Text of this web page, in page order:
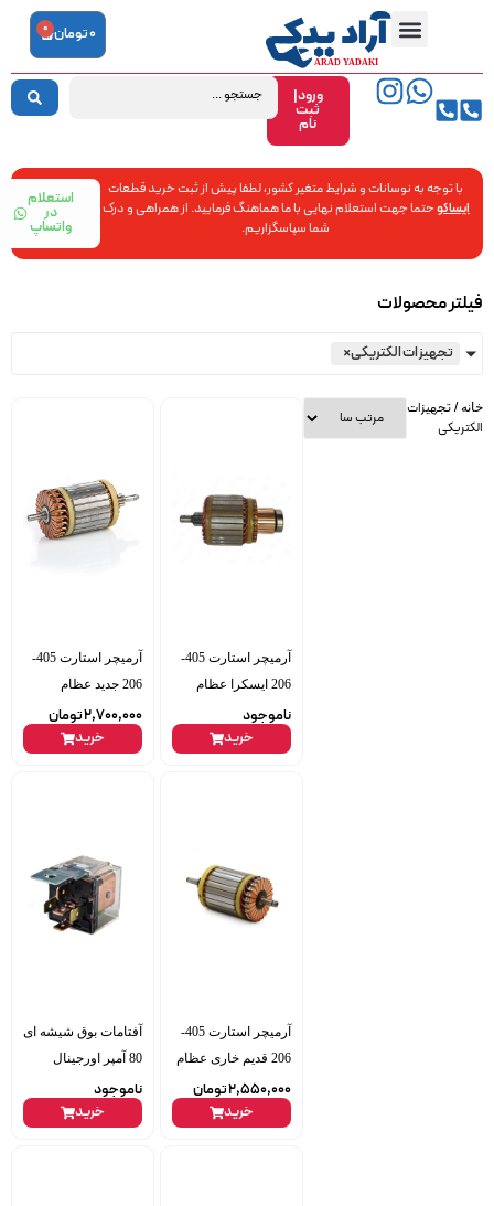
ورود|
ثبت
نام
0تومان 0
با توجه به نوسانات و شرایط متغیر کشور، لطفا پیش از ثبت خرید قطعات
ایساکوحتما جهت استعلام نهایی با ما هماهنگ فرمایید. از همراهی و درک
شما سپاسگزاریم.
استعلام
در
واتساپ
فیلتر محصولات
تجهیزات الکتریکی×
خانه/ تجهیزات
الکتریکی
آرمیچر استارت 405-
206 ایسکرا عظام
ناموجود
خرید
آرمیچر استارت 405-
206 جدید عظام
2,700,000تومان
خرید
آرمیچر استارت 405-
206 قدیم خاری عظام
2,550,000تومان
خرید
آفتامات بوق شیشه ای
80 آمپر اورجینال
ناموجود
خرید